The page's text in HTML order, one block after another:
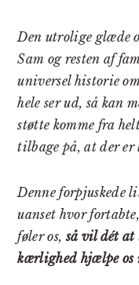
Den utrolige glæde
Sam og resten af
universel historie
hele ser ud, så kan
støtte komme fra
tilbage på, at der er
Denne forpjuskede
uanset hvor
føler os,så vil dét at
kærlighed hjælpe os